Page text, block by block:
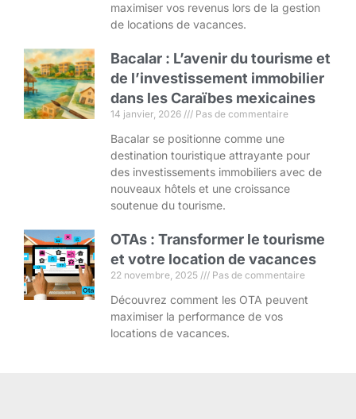
maximiser vos revenus lors de la gestion
de locations de vacances.
Bacalar : L’avenir du tourisme et
de l’investissement immobilier
dans les Caraïbes mexicaines
14 janvier, 2026 Pas de commentaire
Bacalar se positionne comme une
destination touristique attrayante pour
des investissements immobiliers avec de
nouveaux hôtels et une croissance
soutenue du tourisme.
OTAs : Transformer le tourisme
et votre location de vacances
22 novembre, 2025 Pas de commentaire
Découvrez comment les OTA peuvent
maximiser la performance de vos
locations de vacances.